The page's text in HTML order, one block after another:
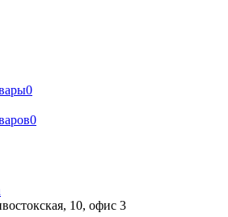
0
0
10, офис 3